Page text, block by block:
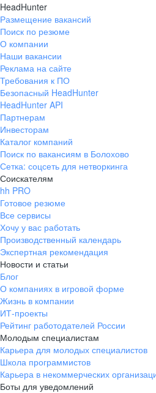
HeadHunter
Размещение вакансий
Поиск по резюме
О компании
Наши вакансии
Реклама на сайте
Требования к ПО
Безопасный HeadHunter
HeadHunter API
Партнерам
Инвесторам
Каталог компаний
Поиск по вакансиям в Болохово
Сетка: соцсеть для нетворкинга
Соискателям
hh PRO
Готовое резюме
Все сервисы
Хочу у вас работать
Производственный календарь
Экспертная рекомендация
Новости и статьи
Блог
О компаниях в игровой форме
Жизнь в компании
ИТ-проекты
Рейтинг работодателей России
Молодым специалистам
Карьера для молодых специалистов
Школа программистов
Карьера в некоммерческих
Боты для уведомлений